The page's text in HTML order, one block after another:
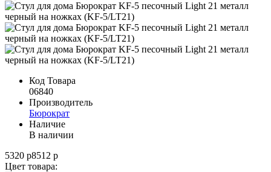
Код Товара
06840
Производитель
Бюрократ
Наличие
В наличии
5320 р8512 р
Цвет товара: